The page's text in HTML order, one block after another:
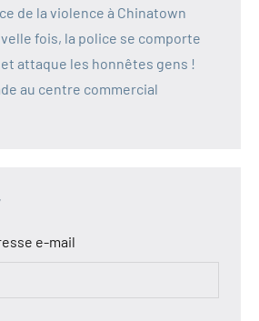
de la violence à Chinatown
fois, la police se comporte
attaque les honnêtes gens !
au centre commercial
e-mail